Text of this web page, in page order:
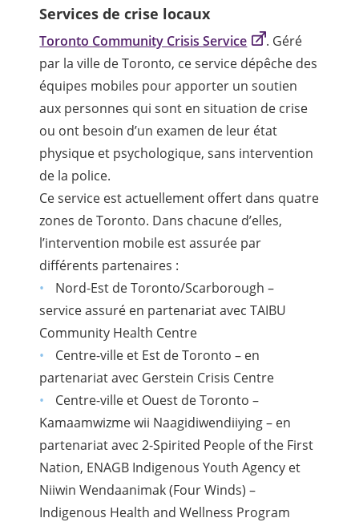
Services de crise locaux
Toronto Community Crisis Service
. Géré
par la ville de Toronto, ce service dépêche des
équipes mobiles pour apporter un soutien
aux personnes qui sont en situation de crise
ou ont besoin d’un examen de leur état
physique et psychologique, sans intervention
de la police.
Ce service est actuellement offert dans quatre
zones de Toronto. Dans chacune d’elles,
l’intervention mobile est assurée par
différents partenaires :
Nord-Est de Toronto/Scarborough –
service assuré en partenariat avec TAIBU
Community Health Centre
Centre-ville et Est de Toronto – en
partenariat avec Gerstein Crisis Centre
Centre-ville et Ouest de Toronto –
Kamaamwizme wii Naagidiwendiiying – en
partenariat avec 2-Spirited People of the First
Nation, ENAGB Indigenous Youth Agency et
Niiwin Wendaanimak (Four Winds) –
Indigenous Health and Wellness Program